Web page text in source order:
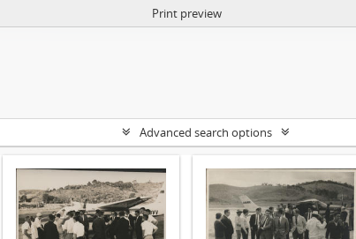
Print preview
Advanced search options